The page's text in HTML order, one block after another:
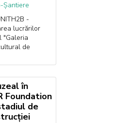
Șantiere
-
lucrărilor
"Galeria
de
în
Foundation
de